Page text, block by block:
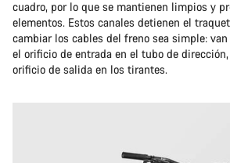
cuadro, por lo que se mantienen limpios y
elementos. Estos canales detienen el
cambiar los cables del freno sea simple:
el orificio de entrada en el tubo de
orificio de salida en los tirantes.